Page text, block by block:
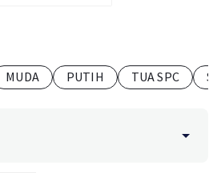
MUDA PUTIH TUA SPC